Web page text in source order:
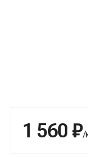
1 560 ₽/